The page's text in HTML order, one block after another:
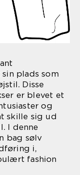
plads som
Disse
er blevet et
og
skille sig ud
I denne
bag sølv
i,
fashion